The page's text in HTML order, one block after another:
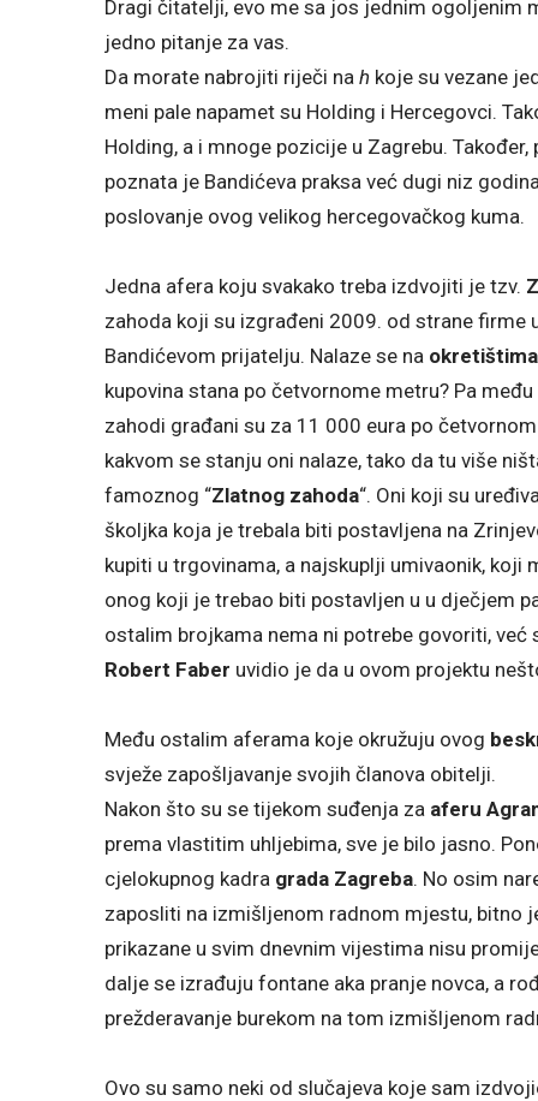
Dragi čitatelji, evo me sa jos jednim ogoljenim
jedno pitanje za vas.
Da morate nabrojiti riječi na h koje su vezane
meni pale napamet su Holding i Hercegovci.
Holding, a i mnoge pozicije u Zagrebu.
poznata je Bandićeva praksa već dugi niz
poslovanje ovog velikog hercegovačkog kuma.
Jedna afera koju svakako treba izdvojiti je tzv.
zahoda koji su izgrađeni 2009. od strane firme
Bandićevom prijatelju. Nalaze se na
kupovina stana po četvornome metru? Pa
zahodi građani su za 11 000 eura po
kakvom se stanju oni nalaze, tako da tu više
famoznog “Zlatnog zahoda“. Oni koji su
školjka koja je trebala biti postavljena na
kupiti u trgovinama, a najskuplji umivaonik,
onog koji je trebao biti postavljen u u dječjem
ostalim brojkama nema ni potrebe govoriti,
Robert Faber uvidio je da u ovom projektu
Među ostalim aferama koje okružuju ovog
svježe zapošljavanje svojih članova obitelji.
Nakon što su se tijekom suđenja za aferu
prema vlastitim uhljebima, sve je bilo jasno.
cjelokupnog kadra grada Zagreba. No osim
zaposliti na izmišljenom radnom mjestu, bitno
prikazane u svim dnevnim vijestima nisu
dalje se izrađuju fontane aka pranje novca, a
prežderavanje burekom na tom izmišljenom
Ovo su samo neki od slučajeva koje sam